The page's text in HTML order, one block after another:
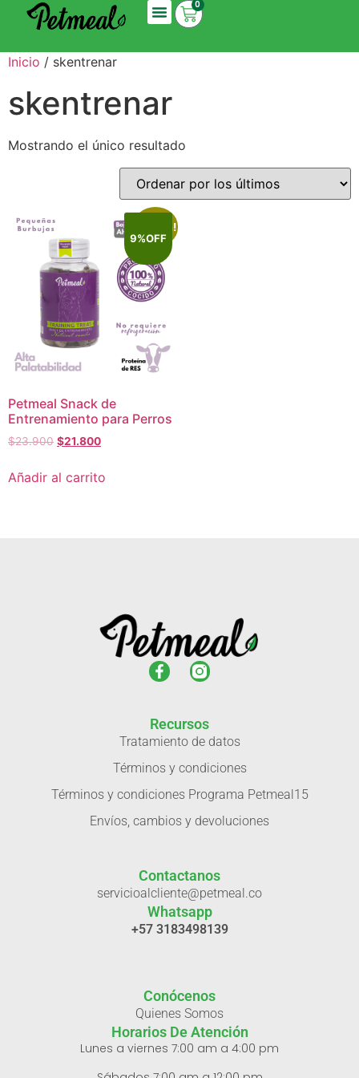
0
Inicio / skentrenar
skentrenar
Mostrando el único resultado
¡Oferta!
9%OFF
Petmeal Snack de
Entrenamiento para Perros
$23.900 $21.800
Añadir al carrito
Conócenos
Quienes Somos
Horarios De Atención
Lunes a viernes 7:00 am a 4:00 pm
Recursos
Tratamiento de datos
Términos y condiciones
Términos y condiciones Programa Petmeal15
Envíos, cambios y devoluciones
Contactanos
servicioalcliente@petmeal.co
Whatsapp
+57 3183498139